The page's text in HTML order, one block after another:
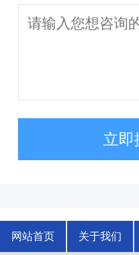
立即
网站首页 关于我们